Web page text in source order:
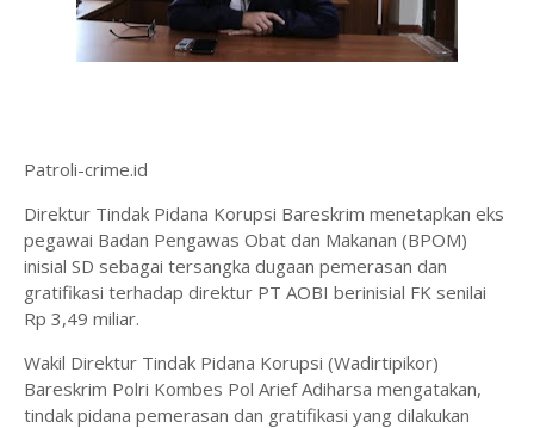
Patroli-crime.id
Direktur Tindak Pidana Korupsi Bareskrim menetapkan eks
pegawai Badan Pengawas Obat dan Makanan (BPOM)
inisial SD sebagai tersangka dugaan pemerasan dan
gratifikasi terhadap direktur PT AOBI berinisial FK senilai
Rp 3,49 miliar.
Wakil Direktur Tindak Pidana Korupsi (Wadirtipikor)
Bareskrim Polri Kombes Pol Arief Adiharsa mengatakan,
tindak pidana pemerasan dan gratifikasi yang dilakukan